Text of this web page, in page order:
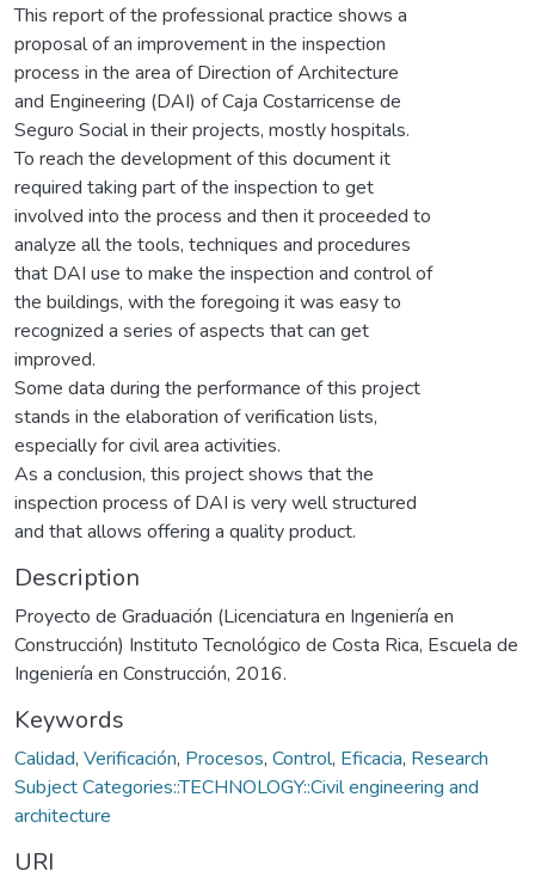
This report of the professional practice shows a
proposal of an improvement in the inspection
process in the area of Direction of Architecture
and Engineering (DAI) of Caja Costarricense de
Seguro Social in their projects, mostly hospitals.
To reach the development of this document it
required taking part of the inspection to get
involved into the process and then it proceeded to
analyze all the tools, techniques and procedures
that DAI use to make the inspection and control of
the buildings, with the foregoing it was easy to
recognized a series of aspects that can get
improved.
Some data during the performance of this project
stands in the elaboration of verification lists,
especially for civil area activities.
As a conclusion, this project shows that the
inspection process of DAI is very well structured
and that allows offering a quality product.
Description
Proyecto de Graduación (Licenciatura en Ingeniería en
Construcción) Instituto Tecnológico de Costa Rica, Escuela de
Ingeniería en Construcción, 2016.
Keywords
Calidad, Verificación, Procesos, Control, Eficacia, Research
Subject Categories::TECHNOLOGY::Civil engineering and
architecture
URI